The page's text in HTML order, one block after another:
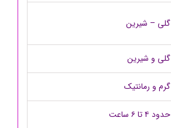
گلی – شیرین
گلی و شیرین
گرم و رمانتیک
حدود ۴ تا ۶ ساعت